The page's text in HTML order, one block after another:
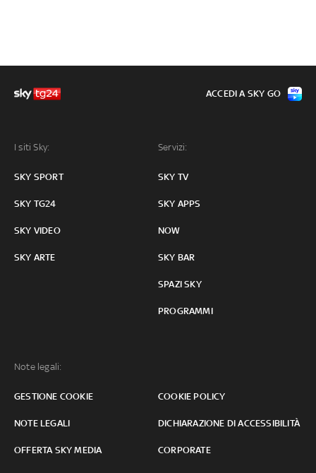
I siti Sky:
SKY SPORT
SKY TG24
SKY VIDEO
SKY ARTE
Servizi:
SKY TV
SKY APPS
NOW
SKY BAR
SPAZI SKY
PROGRAMMI
Note legali:
GESTIONE COOKIE COOKIE POLICY
NOTE LEGALI DICHIARAZIONE DI ACCESSIBILITÀ
OFFERTA SKY MEDIA CORPORATE
ACCEDI A SKY GO